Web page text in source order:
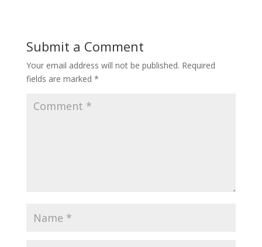
Submit a Comment
Your email address will not be published. Required
fields are marked *